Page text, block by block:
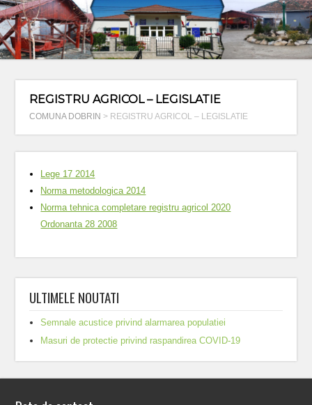
REGISTRU AGRICOL – LEGISLATIE
COMUNA DOBRIN > REGISTRU AGRICOL – LEGISLATIE
Lege 17 2014
Norma metodologica 2014
Norma tehnica completare registru agricol 2020
Ordonanta 28 2008
ULTIMELE NOUTATI
Semnale acustice privind alarmarea populatiei
Masuri de protectie privind raspandirea COVID-19